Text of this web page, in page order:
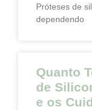
Próteses de
dependendo
Quanto
de
e os